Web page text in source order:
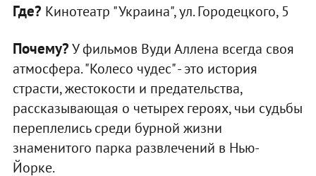
Где? Кинотеатр "Украина", ул. Городецкого, 5
Почему?У фильмов Вуди Аллена всегда своя
атмосфера. "Колесо чудес" - это история
страсти, жестокости и предательства,
рассказывающая о четырех героях, чьи судьбы
переплелись среди бурной жизни
знаменитого парка развлечений в Нью-
Йорке.